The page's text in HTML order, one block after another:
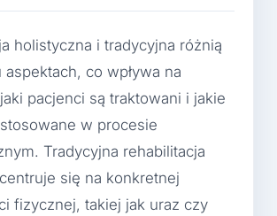
holistyczna i tradycyjna różnią
co wpływa na
pacjenci są traktowani i jakie
w procesie
Tradycyjna rehabilitacja
się na konkretnej
fizycznej, takiej jak uraz czy